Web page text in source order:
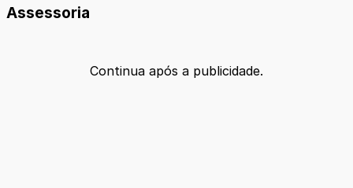
Assessoria
Continua após a publicidade.